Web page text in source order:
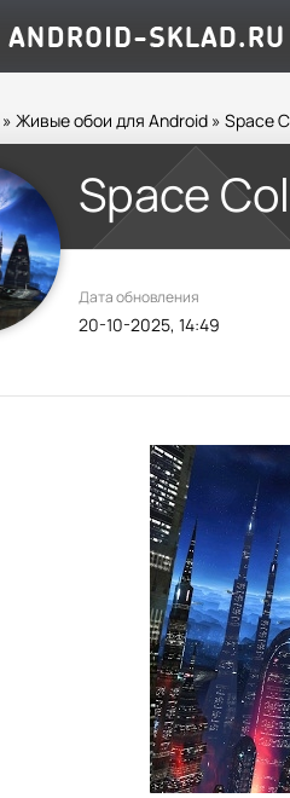
» Живые обои для Android » Space
Space
Дата обновления
20-10-2025, 14:49